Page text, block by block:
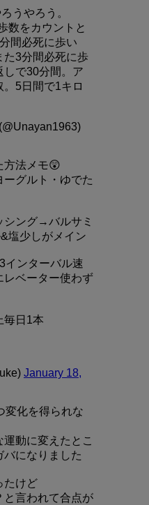
うやろう。
数をカウントと
間必死に歩い
た3分間必死に歩
しで30分間。ア
5日間で1キロ
方法メモ😲
グルト・ゆでた
シング→バルサミ
塩少しがメイン
ンターバル速
レベーター使わず
毎日1本
January 18,
変化を得られな
動に変えたとこ
バになりました
たけど
と言われて合点が